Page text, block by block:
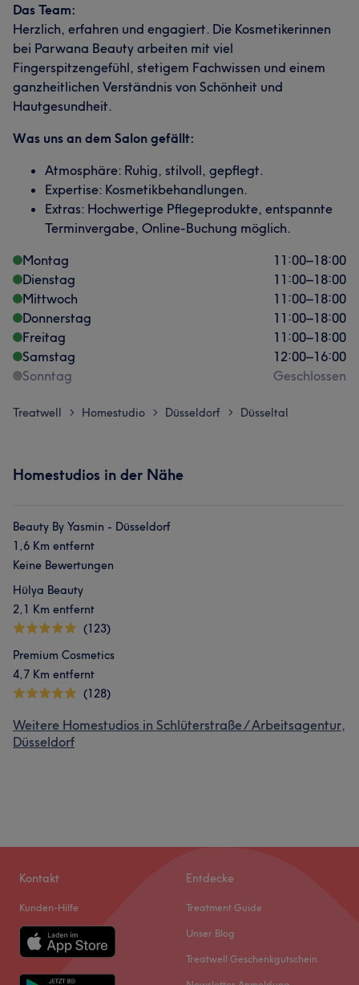
Das Team:
Herzlich, erfahren und engagiert. Die Kosmetikerinnen
bei Parwana Beauty arbeiten mit viel
Fingerspitzengefühl, stetigem Fachwissen und einem
ganzheitlichen Verständnis von Schönheit und
Hautgesundheit.
Was uns an dem Salon gefällt:
Atmosphäre: Ruhig, stilvoll, gepflegt.
Expertise: Kosmetikbehandlungen.
Extras: Hochwertige Pflegeprodukte, entspannte
Terminvergabe, Online-Buchung möglich.
Montag
11:00–18:00
Dienstag
11:00–18:00
Mittwoch
11:00–18:00
Donnerstag
11:00–18:00
Freitag
11:00–18:00
Samstag
12:00–16:00
Sonntag
Geschlossen
Treatwell > Homestudio > Düsseldorf > Düsseltal
Homestudios in der Nähe
Beauty By Yasmin - Düsseldorf
1,6 Km entfernt
Keine Bewertungen
Hülya Beauty
2,1 Km entfernt
(123)
Premium Cosmetics
4,7 Km entfernt
(128)
Weitere Homestudios in Schlüterstraße / Arbeitsagentur,
Düsseldorf
Kontakt
Kunden-Hilfe
Entdecke
Treatment Guide
Unser Blog
Treatwell Geschenkgutschein